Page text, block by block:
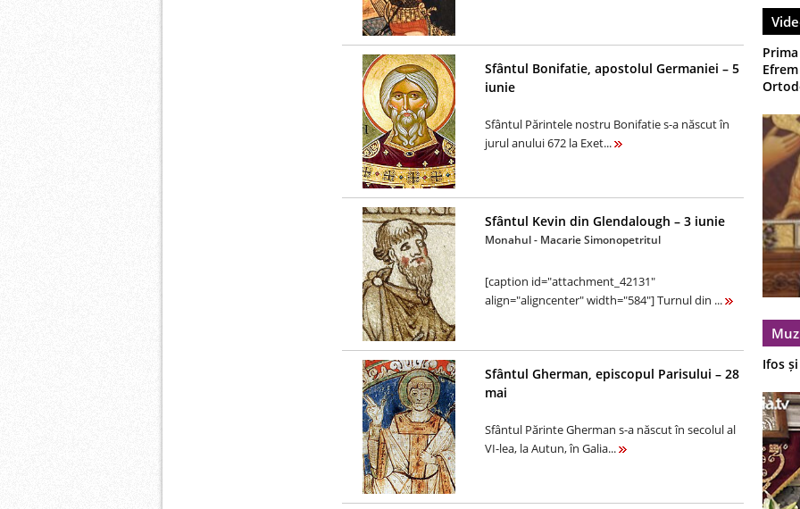
Sfântul Bonifatie, apostolul Germaniei – 5
iunie
Sfântul Părintele nostru Bonifatie s-a născut în
jurul anului 672 la Exet...
Sfântul Kevin din Glendalough – 3 iunie
Monahul - Macarie Simonopetritul
[caption id="attachment_42131"
align="aligncenter" width="584"] Turnul din ...
Sfântul Gherman, episcopul Parisului – 28
mai
Sfântul Părinte Gherman s-a născut în secolul al
VI-lea, la Autun, în Galia...
Ifos